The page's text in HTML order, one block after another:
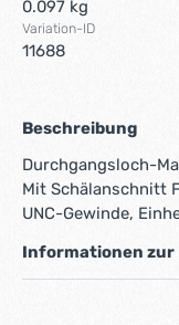
0.097 kg
Variation-ID
11688
Beschreibung
Durchgangsloch-
Mit Schälanschnitt
UNC-Gewinde,
Informationen